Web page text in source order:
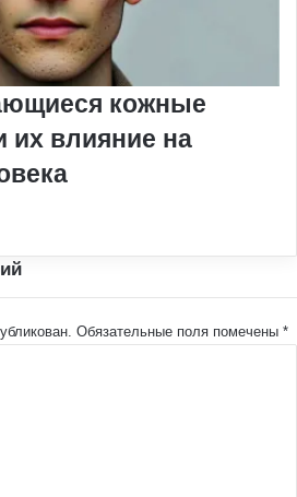
кожные
их влияние на
Обязательные поля помечены *